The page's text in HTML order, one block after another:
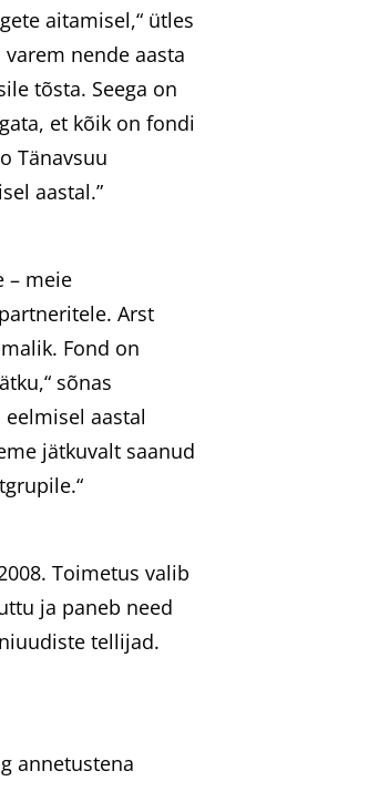
aitamisel,“ ütles
nende aasta
tõsta. Seega on
et kõik on fondi
Tänavsuu
aastal.”
– meie
Arst
Fond on
sõnas
eelmisel aastal
jätkuvalt saanud
Toimetus valib
ja paneb need
tellijad.
annetustena